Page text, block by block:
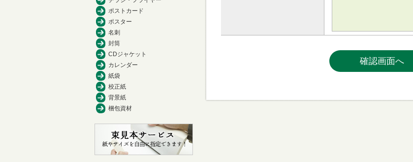
ポストカード
ポスター
名刺
封筒
CDジャケット
カレンダー
紙袋
校正紙
背景紙
梱包資材